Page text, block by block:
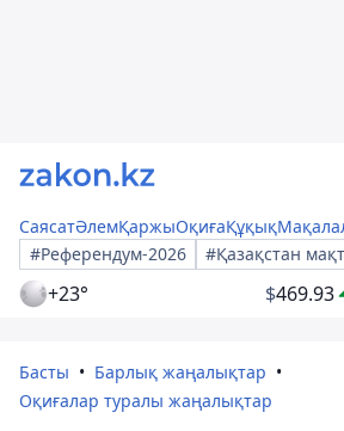
СаясатӘлемҚаржыОқиғаҚұқық
#Референдум-2026
#Қазақстан
+23° $469.93
Басты
Барлық жаңалықтар
Оқиғалар туралы жаңалықтар